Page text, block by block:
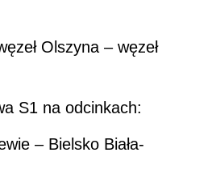
Olszyna – węzeł
S1 na odcinkach:
– Bielsko Biała-